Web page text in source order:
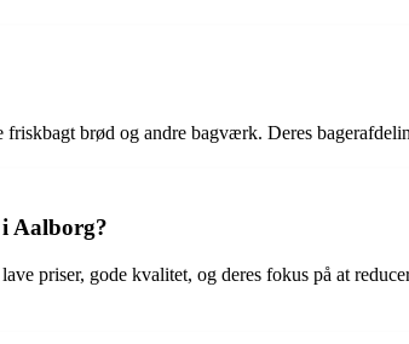
brød og andre bagværk. Deres
Aalborg?
priser, gode kvalitet, og deres fokus på at